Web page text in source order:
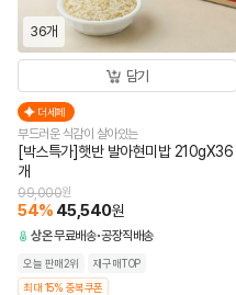
36개
담기
더세페
부드러운 식감이 살아있는
[박스특가]햇반 발아현미밥 210gX36
개
99,000원
54% 45,540원
상온무료배송 공장직배송
오늘 판매2위
재구매TOP
최대 15% 중복쿠폰